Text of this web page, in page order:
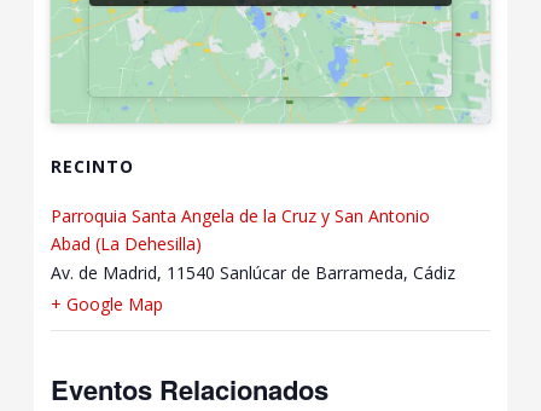
RECINTO
Parroquia Santa Angela de la Cruz y San Antonio
Abad (La Dehesilla)
Av. de Madrid, 11540 Sanlúcar de Barrameda, Cádiz
+ Google Map
Eventos Relacionados